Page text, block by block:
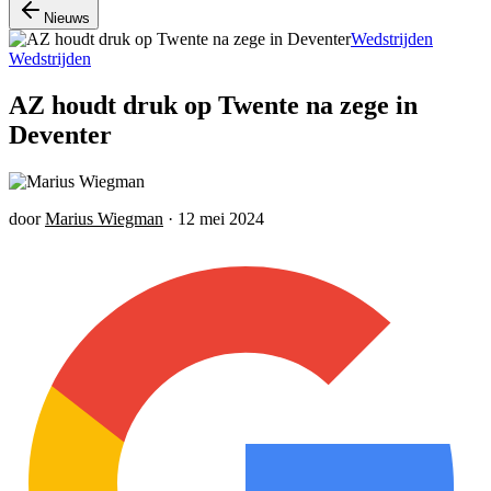
Nieuws
Wedstrijden
Wedstrijden
AZ houdt druk op Twente na zege in
Deventer
door Marius Wiegman · 12 mei 2024